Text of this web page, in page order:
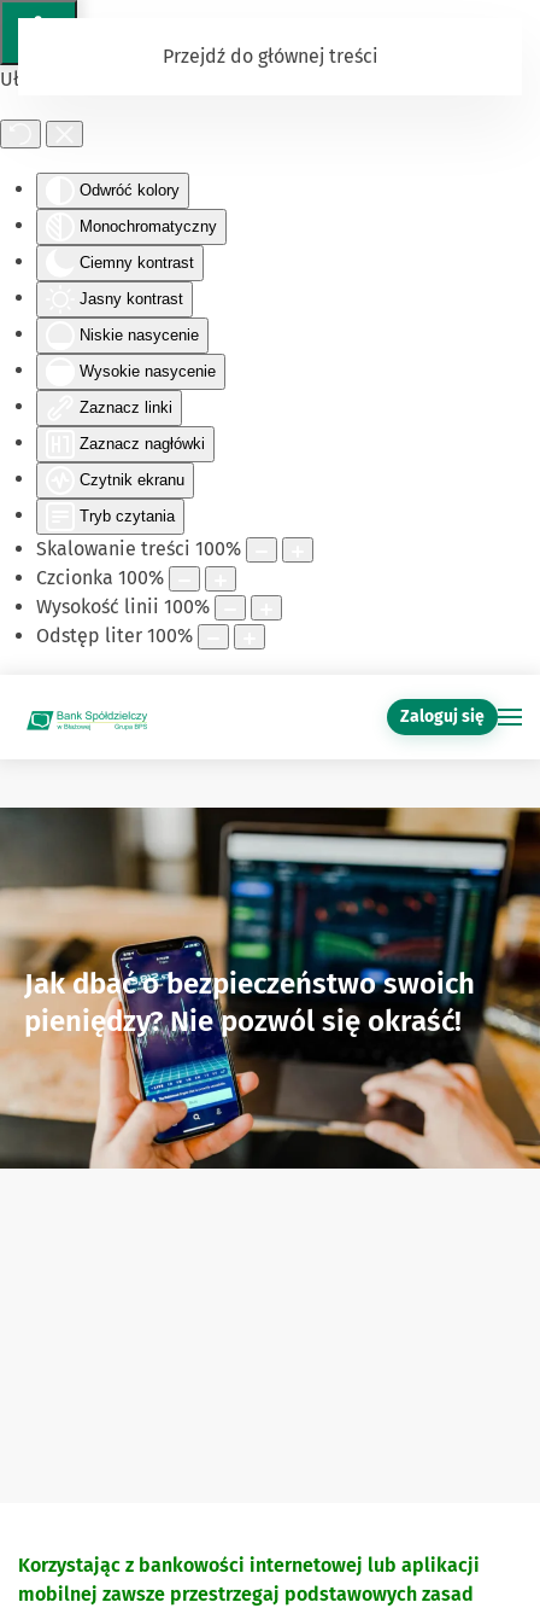
Ułatwienia dostępu
Odwróć kolory
Monochromatyczny
Ciemny kontrast
Jasny kontrast
Niskie nasycenie
Wysokie nasycenie
Zaznacz linki
Zaznacz nagłówki
Czytnik ekranu
Tryb czytania
Skalowanie treści 100%
Czcionka 100%
Wysokość linii 100%
Odstęp liter 100%
Przejdź do głównej treści
Zaloguj się
Jak dbać o bezpieczeństwo swoich
pieniędzy? Nie pozwól się okraść!
Korzystając z bankowości internetowej lub aplikacji
mobilnej zawsze przestrzegaj podstawowych zasad